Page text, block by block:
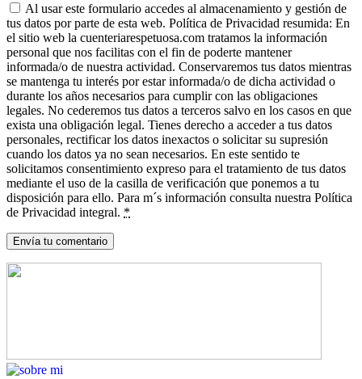
Al usar este formulario accedes al almacenamiento y gestión de
tus datos por parte de esta web. Política de Privacidad resumida: En
el sitio web la cuenteriarespetuosa.com tratamos la información
personal que nos facilitas con el fin de poderte mantener
informada/o de nuestra actividad. Conservaremos tus datos mientras
se mantenga tu interés por estar informada/o de dicha actividad o
durante los años necesarios para cumplir con las obligaciones
legales. No cederemos tus datos a terceros salvo en los casos en que
exista una obligación legal. Tienes derecho a acceder a tus datos
personales, rectificar los datos inexactos o solicitar su supresión
cuando los datos ya no sean necesarios. En este sentido te
solicitamos consentimiento expreso para el tratamiento de tus datos
mediante el uso de la casilla de verificación que ponemos a tu
disposición para ello. Para m´s información consulta nuestra Política
de Privacidad integral. *